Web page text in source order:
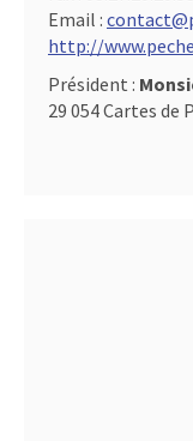
Email :
http://
Président :
29 054 Cartes de